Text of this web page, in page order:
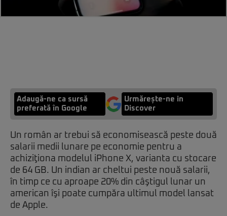
Adaugă-ne ca sursă
preferată în Google
Urmărește-ne in
Discover
Un român ar trebui să economisească peste două
salarii medii lunare pe economie pentru a
achiziţiona modelul iPhone X, varianta cu stocare
de 64 GB. Un indian ar cheltui peste nouă salarii,
în timp ce cu aproape 20% din câştigul lunar un
american îşi poate cumpăra ultimul model lansat
de Apple.